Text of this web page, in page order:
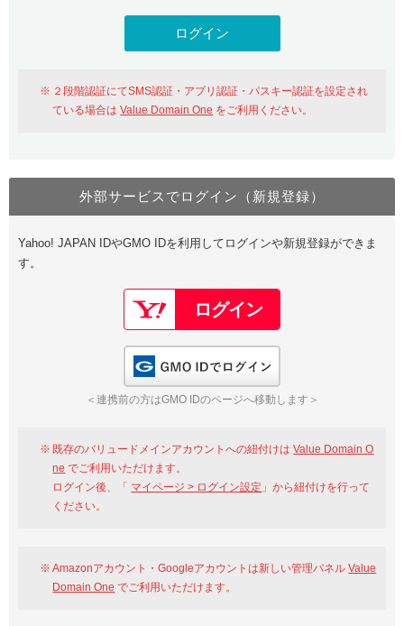
Value Domainにログイン
おすすめ One レンタルサーバーを含む最新の機能を使う方
Value Domain Oneにログイン
Google
GMO ID Amazon
※AmazonはValue Domain Oneのログイン画面へ遷移します
Value Domain Oneアカウント作成
以下でも登録可能
Google Yahoo!
GMO ID
２段階認証にてSMS認証・アプリ認証・パスキー認証を設定され
ている場合はValue Domain One をご利用ください。
外部サービスでログイン（新規登録）
Yahoo! JAPAN IDやGMO IDを利用してログインや新規登録ができま
す。
＜連携前の方はGMO IDのページへ移動します＞
既存のバリュードメインアカウントへの紐付けはValue Domain O
ne でご利用いただけます。
ログイン後、「 マイページ > ログイン設定 」から紐付けを行って
ください。
Amazonアカウント・Googleアカウントは新しい管理パネルValue
Domain One でご利用いただけます。